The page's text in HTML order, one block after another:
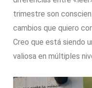
trimestre son
cambios que quiero
Creo que está siendo
valiosa en múltiples